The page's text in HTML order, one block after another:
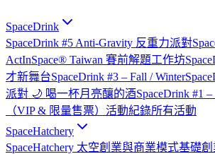
SpaceDrink
SpaceDrink #5 Anti-Gravity 反重力派對
ActInSpace® Taiwan 賽前解題工作坊
才新舞台SpaceDrink #3 – Fall / Winter
派對 🌙 喝一杯月亮釀的酒SpaceDrink #1
（VIP & 限量售票） 活動紀錄所有活動
SpaceHatchery
SpaceHatchery 太空創業與商業模式基礎創